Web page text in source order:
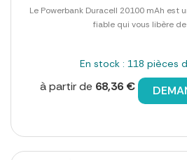
Le Powerbank Duracell 20100 mAh est
fiable qui vous libère de
En stock : 118 pièces
à partir de 68,36 €